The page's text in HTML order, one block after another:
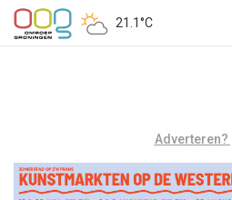
21.1°C
Adverteren?